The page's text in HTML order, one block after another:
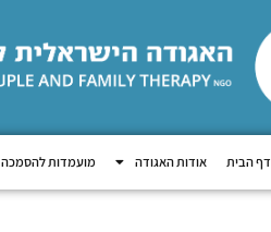
דף הבית אודות האגודה מועמדות להסמכה